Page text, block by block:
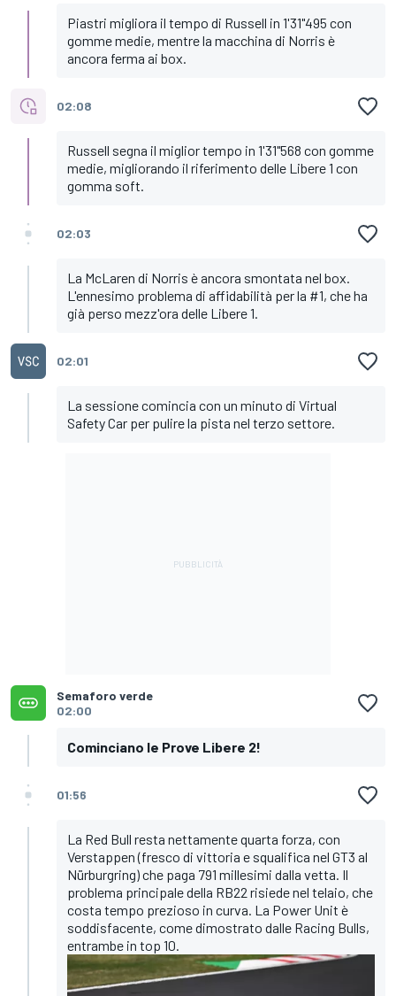
Piastri migliora il tempo di Russell in 1'31"495 con
gomme medie, mentre la macchina di Norris è
ancora ferma ai box.
02:08
Russell segna il miglior tempo in 1'31"568 con gomme
medie, migliorando il riferimento delle Libere 1 con
gomma soft.
02:03
La McLaren di Norris è ancora smontata nel box.
L'ennesimo problema di affidabilità per la #1, che ha
già perso mezz'ora delle Libere 1.
02:01
La sessione comincia con un minuto di Virtual
Safety Car per pulire la pista nel terzo settore.
Semaforo verde
02:00
Cominciano le Prove Libere 2!
01:56
La Red Bull resta nettamente quarta forza, con
Verstappen (fresco di vittoria e squalifica nel GT3 al
Nürburgring) che paga 791 millesimi dalla vetta. Il
problema principale della RB22 risiede nel telaio, che
costa tempo prezioso in curva. La Power Unit è
soddisfacente, come dimostrato dalle Racing Bulls,
entrambe in top 10.